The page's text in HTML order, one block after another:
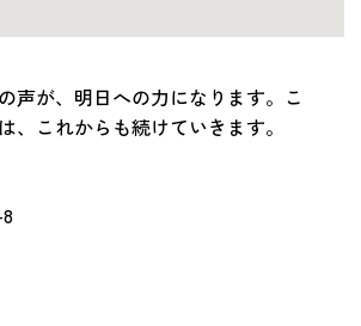
声が、明日への力になります。こ
、これからも続けていきます。